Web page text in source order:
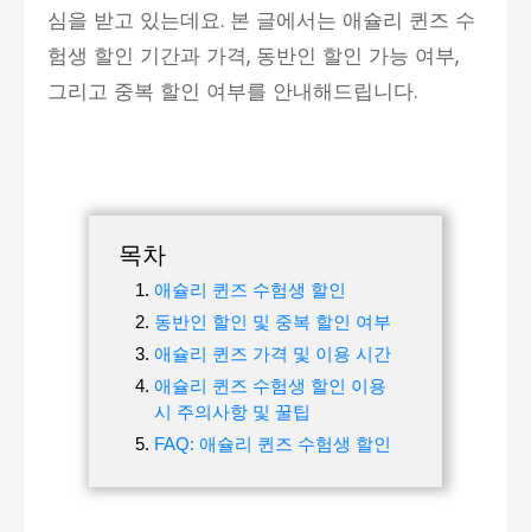
심을 받고 있는데요. 본 글에서는 애슐리 퀸즈 수
험생 할인 기간과 가격, 동반인 할인 가능 여부,
그리고 중복 할인 여부를 안내해드립니다.
목차
애슐리 퀸즈 수험생 할인
동반인 할인 및 중복 할인 여부
애슐리 퀸즈 가격 및 이용 시간
애슐리 퀸즈 수험생 할인 이용
시 주의사항 및 꿀팁
FAQ: 애슐리 퀸즈 수험생 할인